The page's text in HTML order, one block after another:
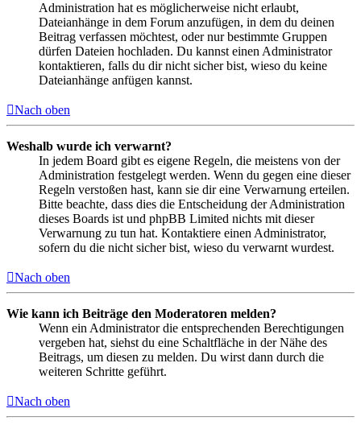
Administration hat es möglicherweise nicht erlaubt,
Dateianhänge in dem Forum anzufügen, in dem du deinen
Beitrag verfassen möchtest, oder nur bestimmte Gruppen
dürfen Dateien hochladen. Du kannst einen Administrator
kontaktieren, falls du dir nicht sicher bist, wieso du keine
Dateianhänge anfügen kannst.
Nach oben
Weshalb wurde ich verwarnt?
In jedem Board gibt es eigene Regeln, die meistens von der
Administration festgelegt werden. Wenn du gegen eine dieser
Regeln verstoßen hast, kann sie dir eine Verwarnung erteilen.
Bitte beachte, dass dies die Entscheidung der Administration
dieses Boards ist und phpBB Limited nichts mit dieser
Verwarnung zu tun hat. Kontaktiere einen Administrator,
sofern du die nicht sicher bist, wieso du verwarnt wurdest.
Nach oben
Wie kann ich Beiträge den Moderatoren melden?
Wenn ein Administrator die entsprechenden Berechtigungen
vergeben hat, siehst du eine Schaltfläche in der Nähe des
Beitrags, um diesen zu melden. Du wirst dann durch die
weiteren Schritte geführt.
Nach oben